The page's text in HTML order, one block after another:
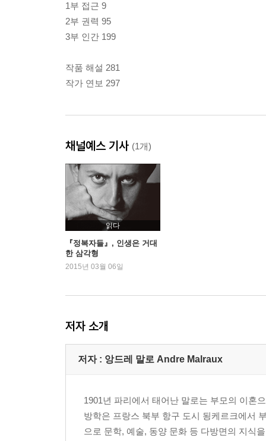
1부 접근 9
2부 권력 95
3부 인간 199
작품 해설 281
작가 연보 297
채널예스 기사 (1개)
읽다
『정복자들』, 인생은 거대
한 삼각형
2015년 03월 06일
저자 소개
저자 : 앙드레 말로 Andre Malraux
1901년 파리에서 태어난 말로는 부모의 이혼
방학은 프랑스 북부 항구 도시 됭케르크에서
으로 문학, 예술, 동양 문화 등 다방면의 지식